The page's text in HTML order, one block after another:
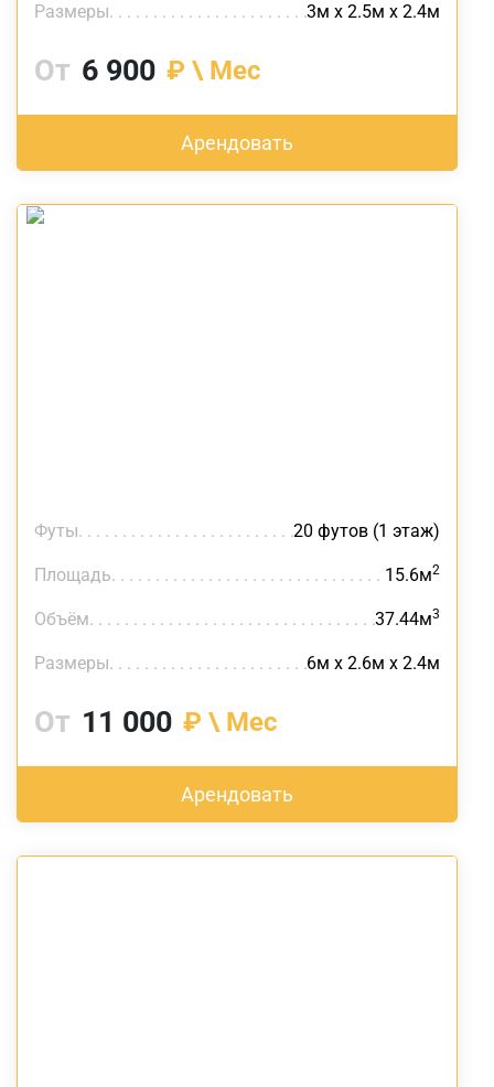
Размеры 3м х 2.5м х 2.4м
От 6 900 ₽ \ Мес
Арендовать
Футы 20 футов (1 этаж)
Площадь 15.6м2
Объём 37.44м3
Размеры 6м х 2.6м х 2.4м
От 11 000 ₽ \ Мес
Арендовать